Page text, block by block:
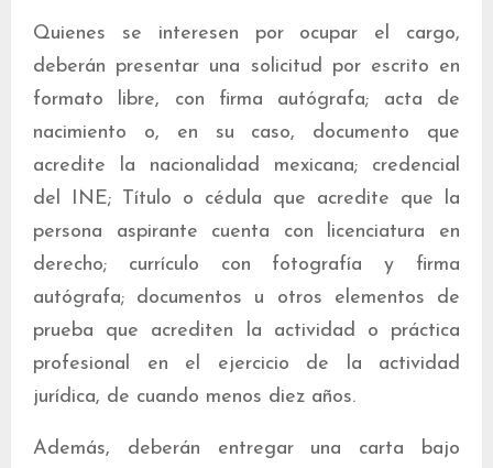
Quienes se interesen por ocupar el cargo,
deberán presentar una solicitud por escrito en
formato libre, con firma autógrafa; acta de
nacimiento o, en su caso, documento que
acredite la nacionalidad mexicana; credencial
del INE; Título o cédula que acredite que la
persona aspirante cuenta con licenciatura en
derecho; currículo con fotografía y firma
autógrafa; documentos u otros elementos de
prueba que acrediten la actividad o práctica
profesional en el ejercicio de la actividad
jurídica, de cuando menos diez años.
Además, deberán entregar una carta bajo